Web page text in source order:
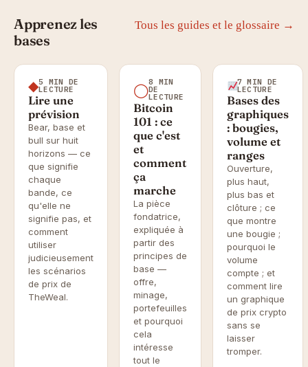
Apprenez les
bases
Tous les guides et le glossaire →
◆5 MIN DE
LECTURE
Lire une
prévision
Bear, base et
bull sur huit
horizons — ce
que signifie
chaque
bande, ce
qu'elle ne
signifie pas, et
comment
utiliser
judicieusement
les scénarios
de prix de
TheWeal.
◯
8 MIN
DE
LECTURE
Bitcoin
101 : ce
que c'est
et
comment
ça
marche
La pièce
fondatrice,
expliquée à
partir des
principes de
base —
offre,
minage,
portefeuilles
et pourquoi
cela
intéresse
tout le
7 MIN DE
LECTURE
Bases des
graphiques
: bougies,
volume et
ranges
Ouverture,
plus haut,
plus bas et
clôture ; ce
que montre
une bougie ;
pourquoi le
volume
compte ; et
comment lire
un graphique
de prix crypto
sans se
laisser
tromper.